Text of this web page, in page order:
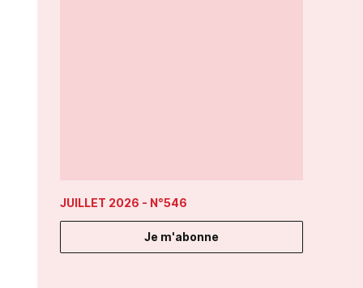
JUILLET 2026 - N°546
Je m'abonne